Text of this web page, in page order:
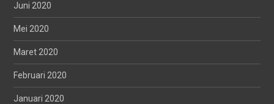
Juni 2020
Mei 2020
Maret 2020
Februari 2020
Januari 2020